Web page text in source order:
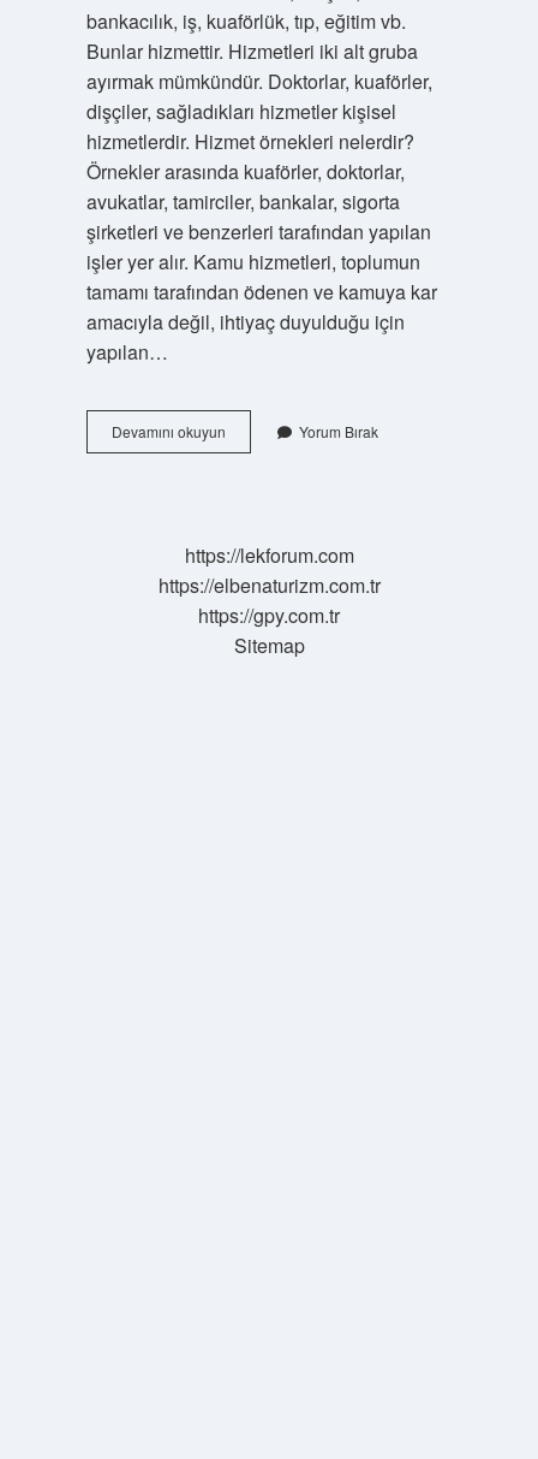
bankacılık, iş, kuaförlük, tıp, eğitim vb.
Bunlar hizmettir. Hizmetleri iki alt gruba
ayırmak mümkündür. Doktorlar, kuaförler,
dişçiler, sağladıkları hizmetler kişisel
hizmetlerdir. Hizmet örnekleri nelerdir?
Örnekler arasında kuaförler, doktorlar,
avukatlar, tamirciler, bankalar, sigorta
şirketleri ve benzerleri tarafından yapılan
işler yer alır. Kamu hizmetleri, toplumun
tamamı tarafından ödenen ve kamuya kar
amacıyla değil, ihtiyaç duyulduğu için
yapılan…
Devamını okuyunHizmetin
Unsurları
Yorum Bırak
https://lekforum.com
https://elbenaturizm.com.tr
https://gpy.com.tr
Sitemap